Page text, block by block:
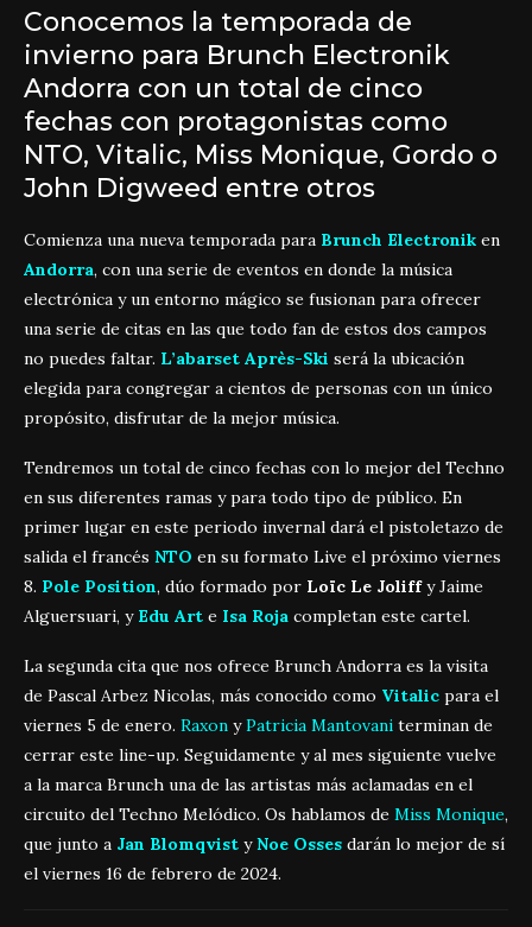
Conocemos la temporada de
invierno para Brunch Electronik
Andorra con un total de cinco
fechas con protagonistas como
NTO, Vitalic, Miss Monique, Gordo o
John Digweed entre otros
Comienza una nueva temporada para Brunch Electronik en
Andorra, con una serie de eventos en donde la música
electrónica y un entorno mágico se fusionan para ofrecer
una serie de citas en las que todo fan de estos dos campos
no puedes faltar. L’abarset Après-Ski será la ubicación
elegida para congregar a cientos de personas con un único
propósito, disfrutar de la mejor música.
Tendremos un total de cinco fechas con lo mejor del Techno
en sus diferentes ramas y para todo tipo de público. En
primer lugar en este periodo invernal dará el pistoletazo de
salida el francés NTO en su formato Live el próximo viernes
8. Pole Position, dúo formado por Loïc Le Joliffy Jaime
Alguersuari, y Edu Art e Isa Roja completan este cartel.
La segunda cita que nos ofrece Brunch Andorra es la visita
de Pascal Arbez Nicolas, más conocido como Vitalic para el
viernes 5 de enero. Raxon yPatricia Mantovani terminan de
cerrar este line-up. Seguidamente y al mes siguiente vuelve
a la marca Brunch una de las artistas más aclamadas en el
circuito del Techno Melódico. Os hablamos de Miss Monique,
que junto a Jan Blomqvist yNoe Osses darán lo mejor de sí
el viernes 16 de febrero de 2024.